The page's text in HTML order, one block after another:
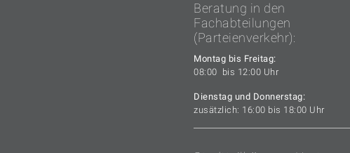
Beratung in den
Fachabteilungen
(Parteienverkehr):
Montag bis Freitag:
08:00 bis 12:00 Uhr
Dienstag und Donnerstag:
zusätzlich: 16:00 bis 18:00 Uhr